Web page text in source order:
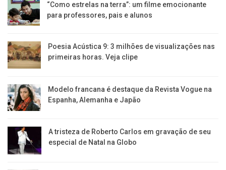
“Como estrelas na terra”: um filme emocionante
para professores, pais e alunos
Poesia Acústica 9: 3 milhões de visualizações nas
primeiras horas. Veja clipe
Modelo francana é destaque da Revista Vogue na
Espanha, Alemanha e Japão
A tristeza de Roberto Carlos em gravação de seu
especial de Natal na Globo